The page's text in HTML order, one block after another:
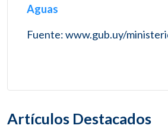
Aguas
Fuente: www.gub.uy/
Artículos Destacados